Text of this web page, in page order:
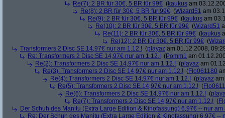
Re(7): 2 BR für 30€, 5 BR für 99€ (kaukus am
Re(8): 2 BR für 30€, 5 BR für 99€ (Wizard51 am
Re(9): 2 BR für 30€, 5 BR für 99€ (kaukus am
Re(10): 2 BR für 30€, 5 BR für 99€ (Wizard51
Re(11): 2 BR für 30€, 5 BR für 99€ (kaukus
Re(12): 2 BR für 30€, 5 BR für 99€ (
Transformers 2 Disc SE 14,97€ nur am 1.12.! (playaz am 01.12.2008,
Re: Transformers 2 Disc SE 14,97€ nur am 1.12.! (Pomm1 am
Re(2): Transformers 2 Disc SE 14,97€ nur am 1.12.! (playaz am
Re(3): Transformers 2 Disc SE 14,97€ nur am 1.12.! (Flo061180
Re(4): Transformers 2 Disc SE 14,97€ nur am 1.12.! (playaz
Re(5): Transformers 2 Disc SE 14,97€ nur am 1.12.! (
Re(6): Transformers 2 Disc SE 14,97€ nur am 1.12.! (
Re(7): Transformers 2 Disc SE 14,97€ nur am 1.12.! (
Der Schuh des Manitu (Extra Large Edition & Kinofassung) 6,97€ -- nur am
Re: Der Schuh des Manitu (Extra Large Edition & Kinofassung) 6,97€ --